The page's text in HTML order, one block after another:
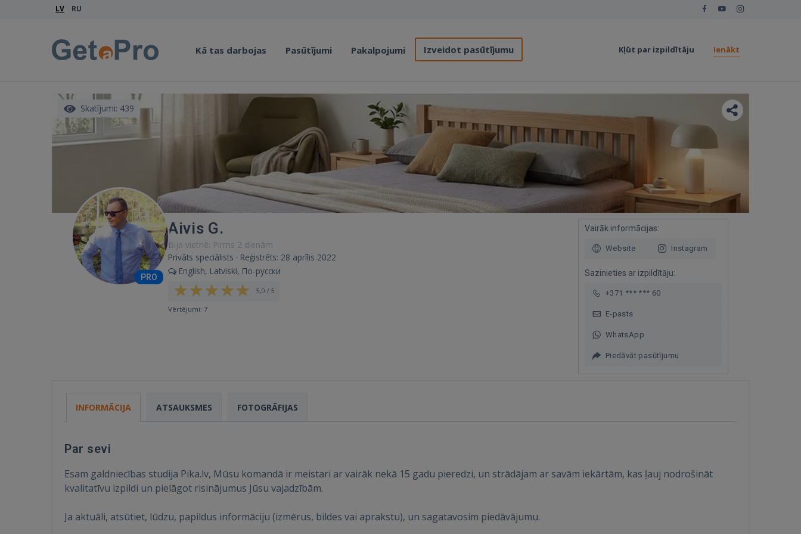
LV RU
Kā tas darbojas Pasūtījumi Pakalpojumi Izveidot pasūtījumu Kļūt par izpildītāju Ienākt
Skatījumi: 439
PRO
Aivis G.
Bija vietnē: Pirms 2 dienām
Privāts speciālists · Reģistrēts: 28 aprīlis 2022
English, Latviski, По-русски
5,0 / 5
Vērtējumi: 7
Vairāk informācijas:
Website Instagram
Sazinieties ar izpildītāju:
+371 *** *** 60
E-pasts
WhatsApp
Piedāvāt pasūtījumu
INFORMĀCIJA ATSAUKSMES FOTOGRĀFIJAS
Par sevi
Esam galdniecības studija Pika.lv, Mūsu komandā ir meistari ar vairāk nekā 15 gadu pieredzi, un strādājam ar savām iekārtām, kas ļauj nodrošināt
kvalitatīvu izpildi un pielāgot risinājumus Jūsu vajadzībām.
Ja aktuāli, atsūtiet, lūdzu, papildus informāciju (izmērus, bildes vai aprakstu), un sagatavosim piedāvājumu.